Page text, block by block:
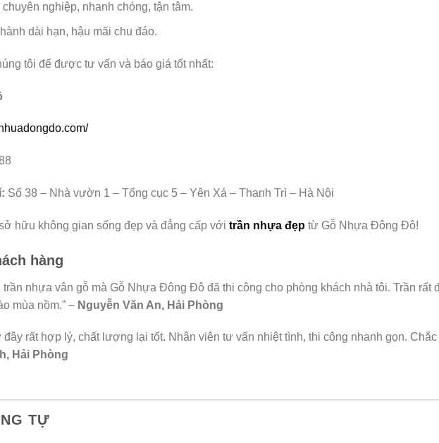
nghiệp, nhanh chóng, tận tâm.
dài hạn, hậu mãi chu đáo.
tôi để được tư vấn và báo giá tốt nhất:
Số 38 – Nhà vườn 1 – Tổng cục 5 – Yên Xá – Thanh Trì – Hà Nội
hữu không gian sống đẹp và đẳng cấp với trần nhựa đẹp từ Gỗ Nhựa Đông Đô!
hàng
trần nhựa vân gỗ mà Gỗ Nhựa Đông Đô đã thi công cho phòng khách nhà tôi. Trần rất
mùa nồm.” – Nguyễn Văn An, Hải Phòng
đây rất hợp lý, chất lượng lại tốt. Nhân viên tư vấn nhiệt tình, thi công nhanh gọn.
Hải Phòng
TỰ